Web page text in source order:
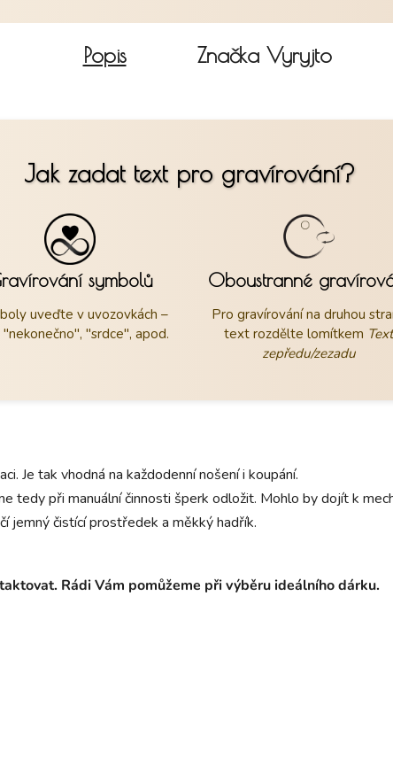
Popis ZnačkaVyryjto
Jak zadat text pro gravírování?
symbolů
uveďte v uvozovkách –
"nekonečno", "srdce", apod.
Oboustranné
Pro gravírování na druhou
text rozdělte lomítkem Text
zepředu/zezadu
Je tak vhodná na každodenní nošení i koupání.
tedy při manuální činnosti šperk odložit. Mohlo by dojít k
jemný čistící prostředek a měkký hadřík.
Rádi Vám pomůžeme při výběru ideálního dárku.